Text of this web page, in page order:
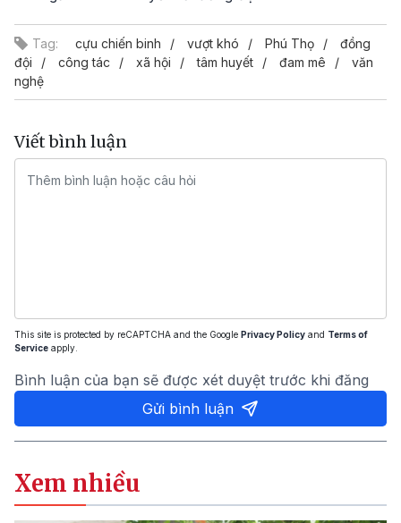
Tag: cựu chiến binh vượt khó Phú Thọ
đồng
đội
công tác xã hội tâm huyết đam mê
văn
nghệ
Viết bình luận
This site is protected by reCAPTCHA and the Google Privacy Policy and Terms of
Service apply.
Bình luận của bạn sẽ được xét duyệt trước khi đăng
Gửi bình luận
Xem nhiều